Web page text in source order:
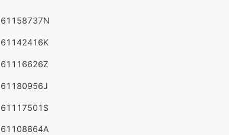
61158737N
61142416K
61116626Z
61180956J
61117501S
61108864A